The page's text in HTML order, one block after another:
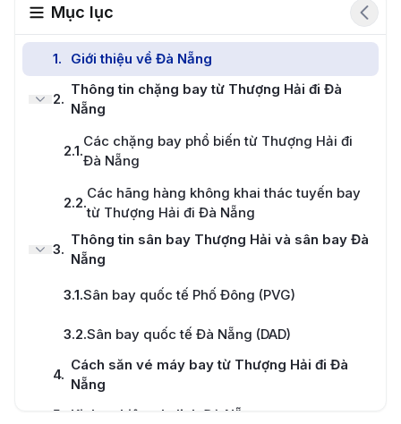
Mục lục
1. Giới thiệu về Đà Nẵng
2.
Thông tin chặng bay từ Thượng Hải đi Đà
Nẵng
2.1.
Các chặng bay phổ biến từ Thượng Hải đi
Đà Nẵng
2.2.
Các hãng hàng không khai thác tuyến bay
từ Thượng Hải đi Đà Nẵng
3.
Thông tin sân bay Thượng Hải và sân bay Đà
Nẵng
3.1.Sân bay quốc tế Phố Đông (PVG)
3.2.Sân bay quốc tế Đà Nẵng (DAD)
4.
Cách săn vé máy bay từ Thượng Hải đi Đà
Nẵng
5
Kinh nghiệm du lịch Đà Nẵng